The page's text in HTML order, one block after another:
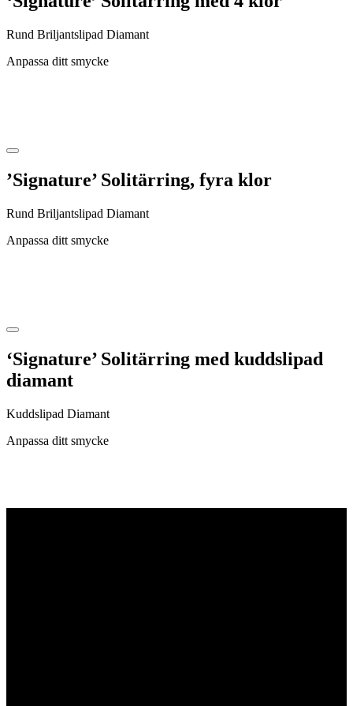
Rund Briljantslipad Diamant
Anpassa ditt smycke
’Signature’ Solitärring, fyra klor
Rund Briljantslipad Diamant
Anpassa ditt smycke
‘Signature’ Solitärring med kuddslipad
diamant
Kuddslipad Diamant
Anpassa ditt smycke